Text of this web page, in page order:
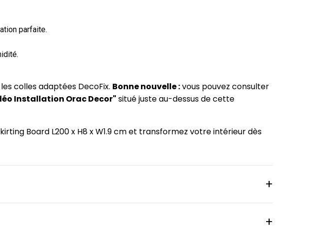
parfaite.
colles adaptées DecoFix. Bonne nouvelle :vous pouvez consulter
Installation Orac Decor" situé juste au-dessus de cette
Board L200 x H8 x W1.9 cm et transformez votre intérieur dès